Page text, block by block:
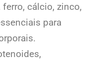
ferro, cálcio, zinco,
para